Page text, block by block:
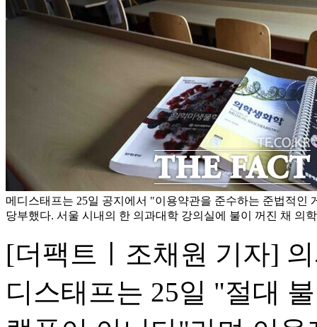
메디스태프는 25일 공지에서 "이용약관을 준수하는 준법적인
당부했다. 서울 시내의 한 의과대학 강의실에 불이 꺼진 채 의
[더팩트ㅣ조채원 기자]
디스태프는 25일 "절대